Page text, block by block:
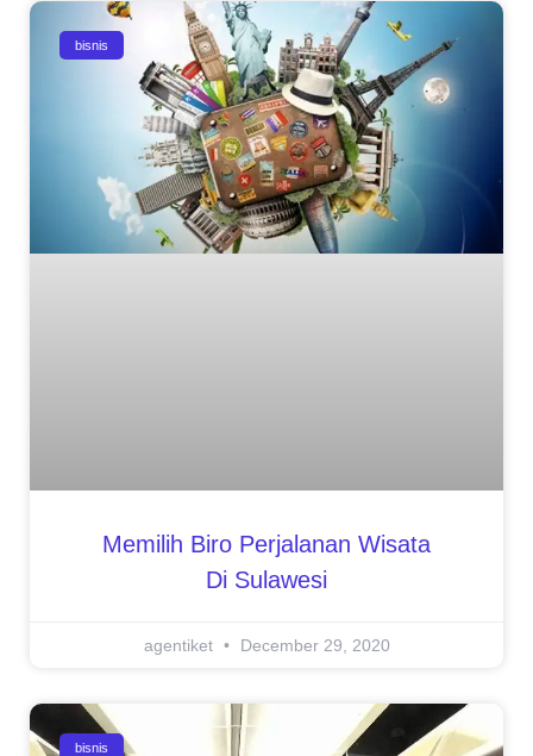
bisnis
Memilih Biro Perjalanan Wisata
Di Sulawesi
agentiket December 29, 2020
bisnis